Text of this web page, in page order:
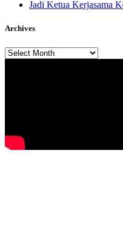
Jadi Ketua Kerjasama
Archives
Archives